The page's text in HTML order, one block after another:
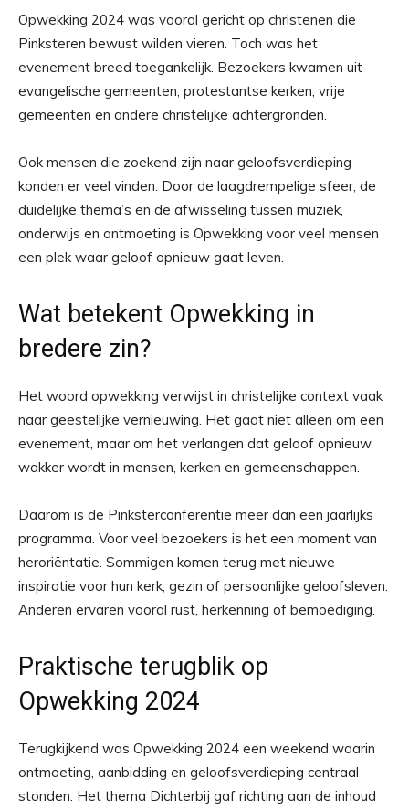
Opwekking 2024 was vooral gericht op christenen die
Pinksteren bewust wilden vieren. Toch was het
evenement breed toegankelijk. Bezoekers kwamen uit
evangelische gemeenten, protestantse kerken, vrije
gemeenten en andere christelijke achtergronden.
Ook mensen die zoekend zijn naar geloofsverdieping
konden er veel vinden. Door de laagdrempelige sfeer, de
duidelijke thema’s en de afwisseling tussen muziek,
onderwijs en ontmoeting is Opwekking voor veel mensen
een plek waar geloof opnieuw gaat leven.
Wat betekent Opwekking in
bredere zin?
Het woord opwekking verwijst in christelijke context vaak
naar geestelijke vernieuwing. Het gaat niet alleen om een
evenement, maar om het verlangen dat geloof opnieuw
wakker wordt in mensen, kerken en gemeenschappen.
Daarom is de Pinksterconferentie meer dan een jaarlijks
programma. Voor veel bezoekers is het een moment van
heroriëntatie. Sommigen komen terug met nieuwe
inspiratie voor hun kerk, gezin of persoonlijke geloofsleven.
Anderen ervaren vooral rust, herkenning of bemoediging.
Praktische terugblik op
Opwekking 2024
Terugkijkend was Opwekking 2024 een weekend waarin
ontmoeting, aanbidding en geloofsverdieping centraal
stonden. Het thema Dichterbij gaf richting aan de inhoud